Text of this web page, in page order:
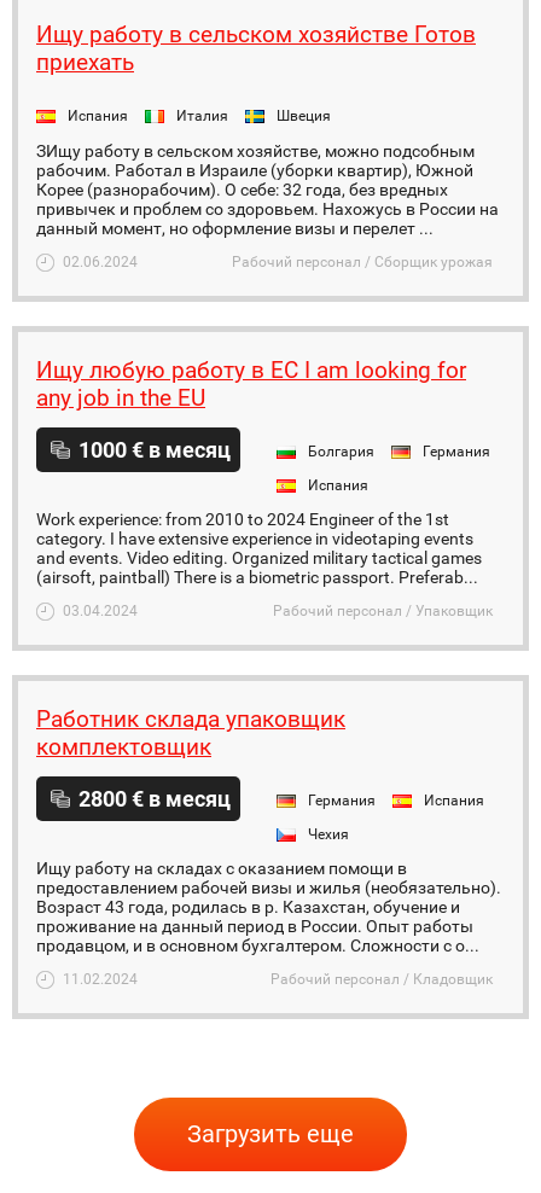
Ищу работу в сельском хозяйстве Готов
приехать
Испания Италия Швеция
ЗИщу работу в сельском хозяйстве, можно подсобным
рабочим. Работал в Израиле (уборки квартир), Южной
Корее (разнорабочим). О себе: 32 года, без вредных
привычек и проблем со здоровьем. Нахожусь в России на
данный момент, но оформление визы и перелет ...
02.06.2024 Рабочий персонал / Сборщик урожая
Ищу любую работу в ЕС I am looking for
any job in the EU
1000 € в месяц Болгария
Германия
Испания
Work experience: from 2010 to 2024 Engineer of the 1st
category. I have extensive experience in videotaping events
and events. Video editing. Organized military tactical games
(airsoft, paintball) There is a biometric passport. Preferab...
03.04.2024 Рабочий персонал / Упаковщик
Работник склада упаковщик
комплектовщик
2800 € в месяц Германия
Испания
Чехия
Ищу работу на складах с оказанием помощи в
предоставлением рабочей визы и жилья (необязательно).
Возраст 43 года, родилась в р. Казахстан, обучение и
проживание на данный период в России. Опыт работы
продавцом, и в основном бухгалтером. Сложности с о...
11.02.2024 Рабочий персонал / Кладовщик
Загрузить еще